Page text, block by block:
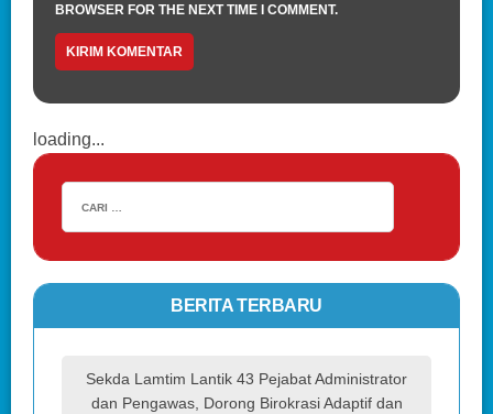
BROWSER FOR THE NEXT TIME I COMMENT.
loading...
BERITA TERBARU
Sekda Lamtim Lantik 43 Pejabat Administrator
dan Pengawas, Dorong Birokrasi Adaptif dan